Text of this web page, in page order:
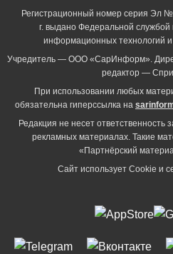
Регистрационный номер серия Эл
г. выдано Федеральной службой
информационных технологий и
Учредитель — ООО «СарИнформ».
редактор —
При использовании любых
обязательна гиперссылка на
Редакция не несет ответственность
рекламных материалах. Такие
«Партнёрский
Сайт использует Cookie и